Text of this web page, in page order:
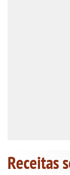
Receitas